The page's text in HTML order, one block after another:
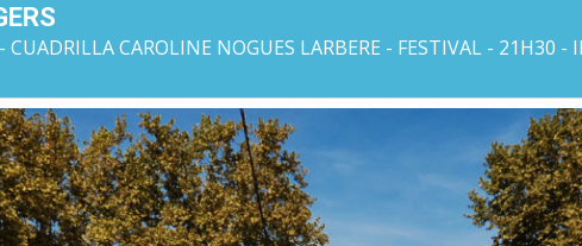
CUADRILLA CAROLINE NOGUES LARBERE - FESTIVAL - 21H30 -